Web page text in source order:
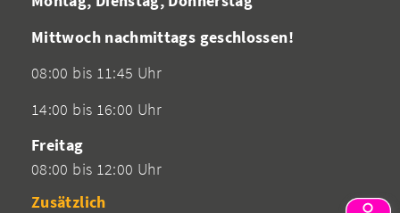
Mittwoch nachmittags geschlossen!
08:00 bis 11:45 Uhr
14:00 bis 16:00 Uhr
Freitag
08:00 bis 12:00 Uhr
Zusätzlich